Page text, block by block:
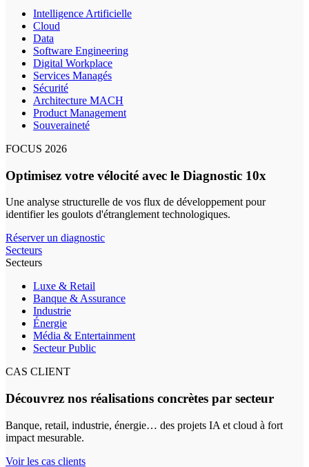
Intelligence Artificielle
Cloud
Data
Software Engineering
Digital Workplace
Services Managés
Sécurité
Architecture MACH
Product Management
Souveraineté
FOCUS 2026
Optimisez votre vélocité avec le Diagnostic 10x
Une analyse structurelle de vos flux de développement pour
identifier les goulots d'étranglement technologiques.
Réserver un diagnostic
Secteurs
Secteurs
Luxe & Retail
Banque & Assurance
Industrie
Énergie
Média & Entertainment
Secteur Public
CAS CLIENT
Découvrez nos réalisations concrètes par secteur
Banque, retail, industrie, énergie… des projets IA et cloud à fort
impact mesurable.
Voir les cas clients